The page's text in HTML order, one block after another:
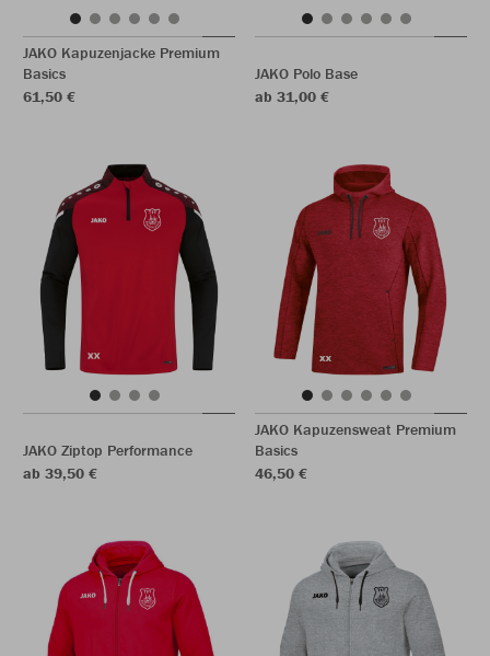
JAKO Kapuzenjacke Premium
Basics
61,50 €
JAKO Polo Base
ab 31,00 €
JAKO Ziptop Performance
ab 39,50 €
JAKO Kapuzensweat Premium
Basics
46,50 €